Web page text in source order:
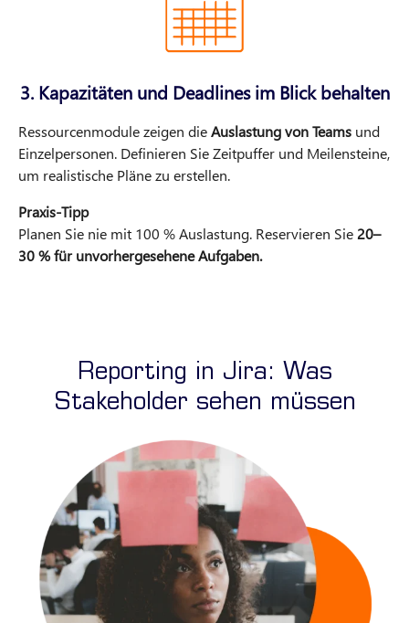
3. Kapazitäten und Deadlines im Blick behalten
Ressourcenmodule zeigen dieAuslastung von Teams und
Einzelpersonen. Definieren Sie Zeitpuffer und Meilensteine,
um realistische Pläne zu erstellen.
Praxis-Tipp
Planen Sie nie mit 100 % Auslastung. Reservieren Sie 20–
30 % für unvorhergesehene Aufgaben.
Reporting in Jira: Was
Stakeholder sehen müssen